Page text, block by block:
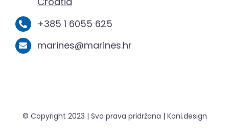
+385 1 6055 625
marines@marines.hr
© Copyright 2023 | Sva prava pridržana | Koni.design